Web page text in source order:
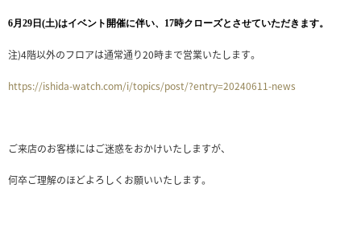
6月29日(土)はイベント開催に伴い、17時クローズとさせていただきます。
注)4階以外のフロアは通常通り20時まで営業いたします。
https://ishida-watch.com/i/topics/post/?entry=20240611-news
ご来店のお客様にはご迷惑をおかけいたしますが、
何卒ご理解のほどよろしくお願いいたします。